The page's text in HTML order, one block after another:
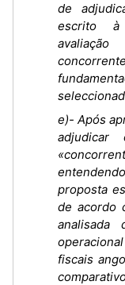
de
escrito à
e)- Após
proposta
de acordo
fiscais